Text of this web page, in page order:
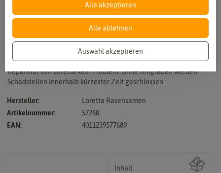
Vergrößern durch berühren
Schadhafte und lückige Flächen im Garten sind mit der Rasen-
Reparatur von Loretta kein Problem. Ohne Umgraben werden
Schadstellen innerhalb kürzester Zeit geschlossen.
Hersteller:
Loretta Rasensamen
Artikelnummer:
57768
EAN:
4011239577689
Inhalt
Alle akzeptieren
Alle ablehnen
Auswahl akzeptieren